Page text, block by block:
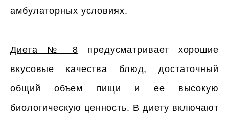
амбулаторных условиях.
Диета № 8 предусматривает хорошие
вкусовые качества блюд, достаточный
общий объем пищи и ее высокую
биологическую ценность. В диету включают